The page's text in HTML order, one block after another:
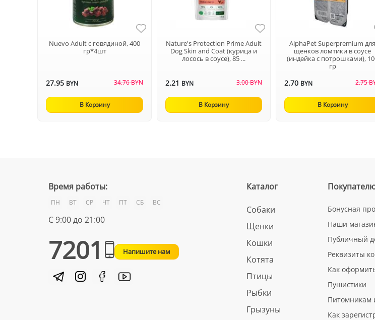
Nuevo Adult с говядиной, 400
гр*4шт
27.95 BYN 34.76 BYN
В Корзину
Nature's Protection Prime Adult
Dog Skin and Coat (курица и
лосось в соусе), 85 ...
2.21 BYN 3.00 BYN
В Корзину
AlphaPet Superpremium для
щенков ломтики в соусе
(индейка с потрошками),
гр
2.70 BYN 2.75
В Корзину
Время работы:
ПН ВТ СР ЧТ ПТ СБ ВС
С 9:00 до 21:00
7201 Напишите нам
Каталог
Собаки
Щенки
Кошки
Котята
Птицы
Рыбки
Грызуны
Бонусная
Наши
Публичный
Реквизиты
Как
Пушистики
Питомникам
Как